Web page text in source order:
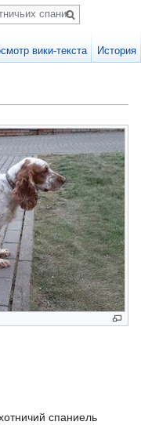
спаниель
вики-текста История